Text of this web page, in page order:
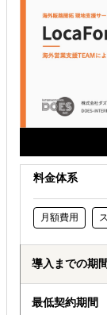
許認可や規制調
料金体系
月額費用
導入までの期間
最低契約期間